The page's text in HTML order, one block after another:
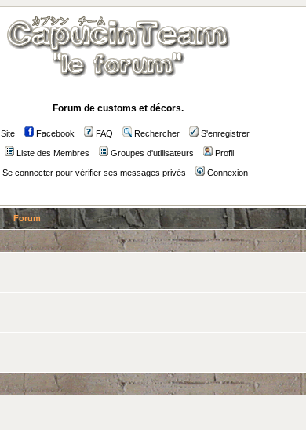
Forum de customs et décors.
Site Facebook FAQ Rechercher S'enregistrer
Liste des Membres Groupes d'utilisateurs Profil
Se connecter pour vérifier ses messages privés Connexion
Forum